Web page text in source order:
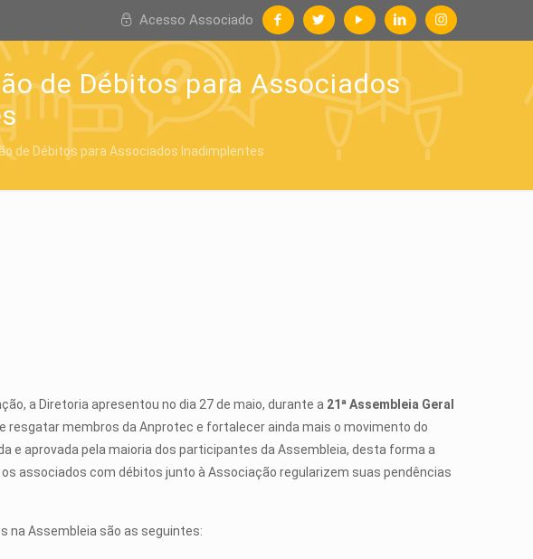
Acesso Associado
de Débitos para Associados
de Débitos para Associados Inadimplentes
a Diretoria apresentou no dia 27 de maio, durante a 21ª Assembleia Geral
resgatar membros da Anprotec e fortalecer ainda mais o movimento do
e aprovada pela maioria dos participantes da Assembleia, desta forma a
associados com débitos junto à Associação regularizem suas pendências
na Assembleia são as seguintes: